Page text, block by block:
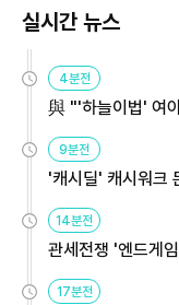
실시간 뉴스
4분전
與 "'하늘이법' 여
9분전
'캐시딜' 캐시워크
14분전
관세전쟁 '엔드게
용해야
17분전